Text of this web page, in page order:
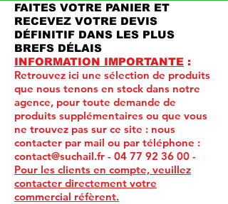
FAITES VOTRE PANIER ET
RECEVEZ VOTRE DEVIS
DÉFINITIF DANS LES PLUS
BREFS DÉLAIS
INFORMATION IMPORTANTE :
Retrouvez ici une sélection de produits
que nous tenons en stock dans notre
agence, pour toute demande de
produits supplémentaires ou que vous
ne trouvez pas sur ce site : nous
contacter par mail ou par téléphone :
contact@suchail.fr - 04 77 92 36 00 -
Pour les clients en compte, veuillez
contacter directement votre
commercial réfèrent.